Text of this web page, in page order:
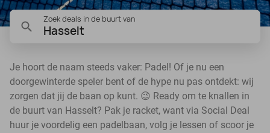
Zoek deals in de buurt van
Hasselt
Je hoort de naam steeds vaker: Padel! Of je nu een
doorgewinterde speler bent of de hype nu pas ontdekt: wij
zorgen dat jij de baan op kunt. 😉 Ready om te knallen in
de buurt van Hasselt? Pak je racket, want via Social Deal
huur je voordelig een padelbaan, volg je lessen of scoor je